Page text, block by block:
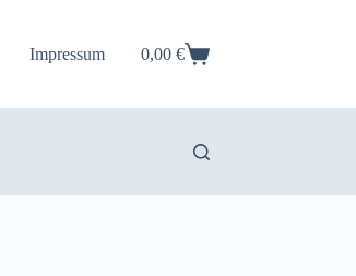
Impressum Warenkorb
0,00 €